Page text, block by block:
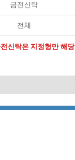
금전신탁
전체
신탁은 지정형만 해당